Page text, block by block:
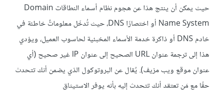
حيث يمكن أن ينتج هذا عن هجوم نظام أسماء النطاقات Domain
Name System أو اختصارًا DNS، حيث تُدخَل معلوماتٌ خاطئة في
خادم DNS أو ذاكرة خدمة الأسماء المخبئية لحاسوب العميل، ويؤدي
هذا إلى ترجمة عنوان URL الصحيح إلى عنوان IP غير صحيح (أي
عنوان موقع ويب مزيف). يُقال عن البروتوكول الذي يضمن أنك تتحدث
حقًا مع مَن تعتقد أنك تتحدث إليه بأنه يوفر الاستيثاق